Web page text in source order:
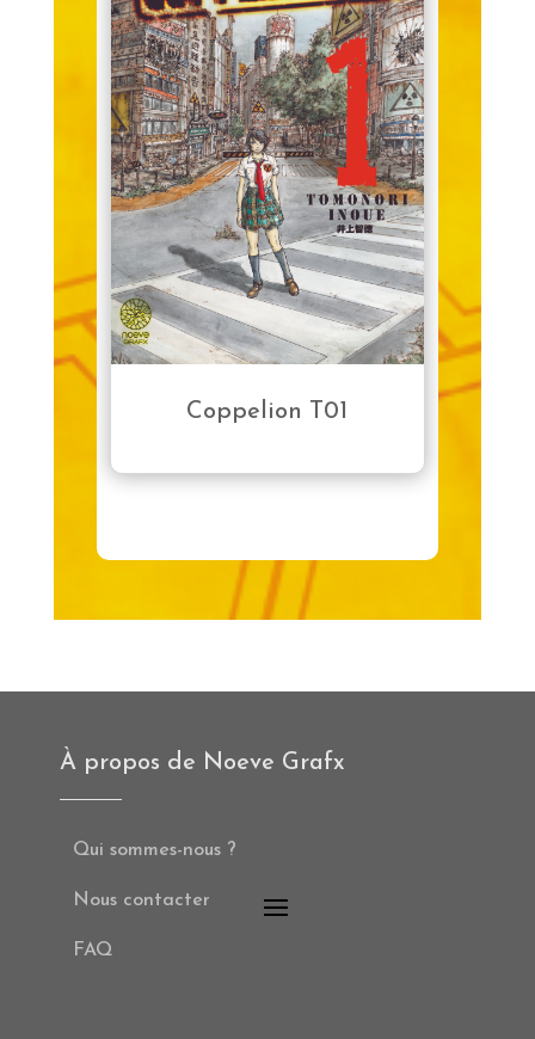
Coppelion T01
À propos de Noeve Grafx
Qui sommes-nous ?
Nous contacter
FAQ